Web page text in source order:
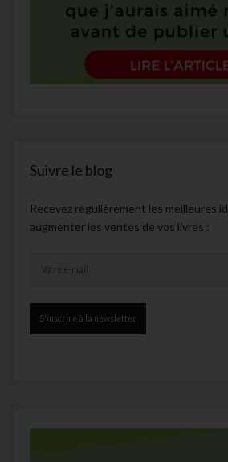
Suivre le blog
Recevez régulièrement les meilleures
augmenter les ventes de vos livres :